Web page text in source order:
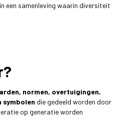
een samenleving waarin diversiteit
normen, overtuigingen,
symbolen die gedeeld worden door
op generatie worden